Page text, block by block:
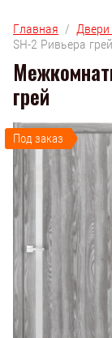
Главная
  /
SH-2 Ривьера грей
грей
Под заказ